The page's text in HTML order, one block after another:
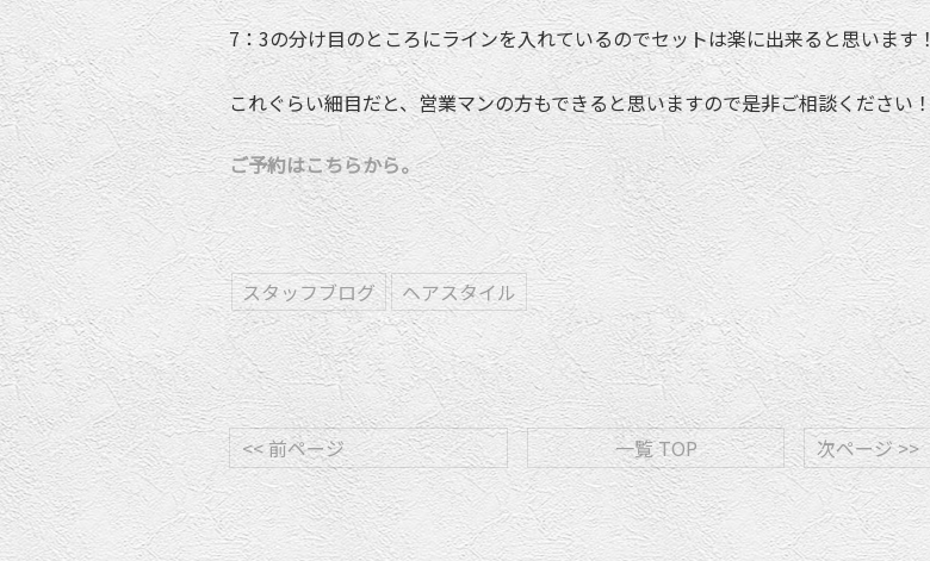
7：3の分け目のところにラインを入れているのでセットは楽に出来ると思います！
これぐらい細目だと、営業マンの方もできると思いますので是非ご相談ください！
ご予約はこちらから。
スタッフブログ ヘアスタイル
<< 前ページ 一覧 TOP 次ページ >>